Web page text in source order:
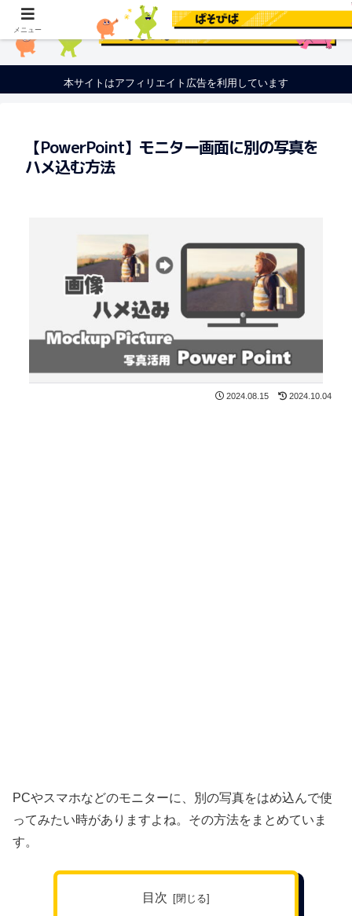
本サイトはアフィリエイト広告を利用しています
【PowerPoint】モニター画面に別の写真を
ハメ込む方法
2024.08.15 2024.10.04
PCやスマホなどのモニターに、別の写真をはめ込んで使
ってみたい時がありますよね。その方法をまとめていま
す。
目次
メニュー